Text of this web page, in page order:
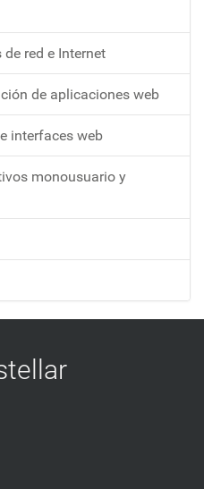
red e Internet
de aplicaciones web
interfaces web
monousuario y